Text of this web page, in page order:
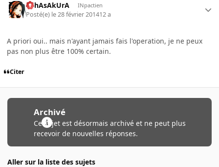
YohAsAkUrA INpactien
Posté(e) le 28 février 201412 a
A priori oui.. mais n'ayant jamais fais l'operation, je ne peux
pas non plus être 100% certain.
Citer
Archivé
Ce sujet est désormais archivé et ne peut plus
recevoir de nouvelles réponses.
Aller sur la liste des sujets